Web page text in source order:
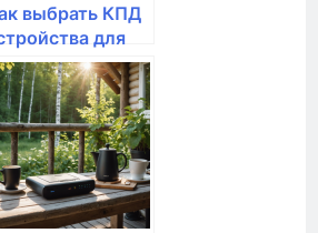
выбрать КПД
для
с Wi-Fi-